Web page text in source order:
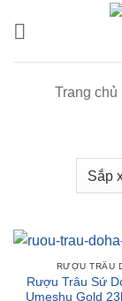
website chỉ là
phụ nữ đang
không?
TÔI DƯỚI 18
Trang chủ
RƯỢU TRÂU
Rượu Trâu Sứ
Umeshu Gold